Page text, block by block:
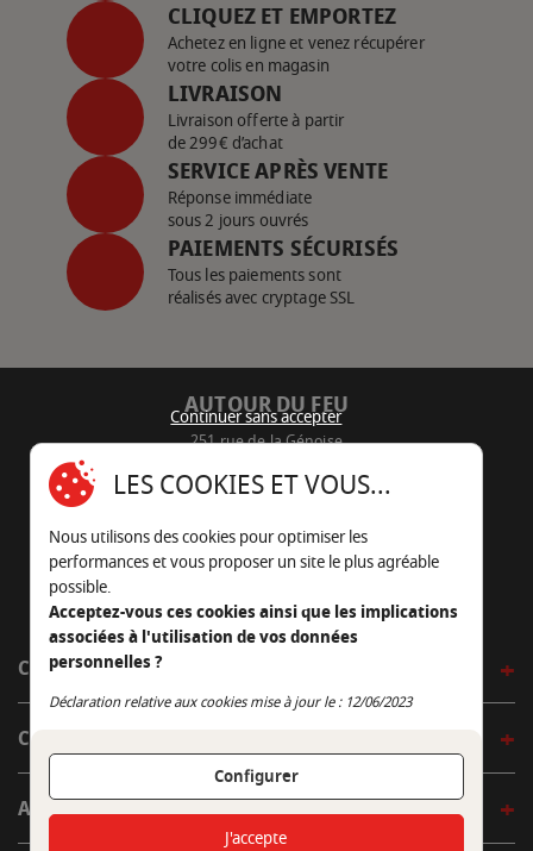
CLIQUEZ ET EMPORTEZ
Achetez en ligne et venez récupérer
votre colis en magasin
LIVRAISON
Livraison offerte à partir
de 299€ d’achat
SERVICE APRÈS VENTE
Réponse immédiate
sous 2 jours ouvrés
PAIEMENTS SÉCURISÉS
Tous les paiements sont
réalisés avec cryptage SSL
AUTOUR DU FEU
251 rue de la Génoise
05 45 22 98 09
Nous envoyer un e-mail
CÔTÉ OUTDOOR
CÔTÉ INDOOR
AUTOUR DE LA TABLE
Continuer sans accepter
LES COOKIES ET VOUS...
Nous utilisons des cookies pour optimiser les
performances et vous proposer un site le plus agréable
possible.
Acceptez-vous ces cookies ainsi que les implications
associées à l'utilisation de vos données
personnelles ?
Déclaration relative aux cookies mise à jour le : 12/06/2023
Configurer
Continuer sans accepter
J'accepte